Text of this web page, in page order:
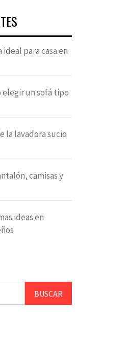
para casa en
elegir un sofá tipo
la lavadora sucio
camisas y
ideas en